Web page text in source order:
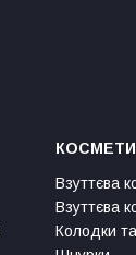
Взуттєва
Взуттєва
Колодки